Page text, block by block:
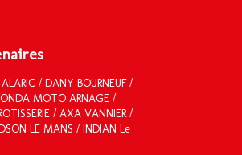
ALARIC /DANY BOURNEUF/
MOTO ARNAGE/
/AXA VANNIER/
LE MANS /INDIAN Le